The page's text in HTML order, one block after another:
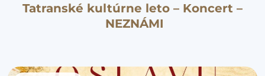
Tatranské kultúrne leto – Koncert –
NEZNÁMI